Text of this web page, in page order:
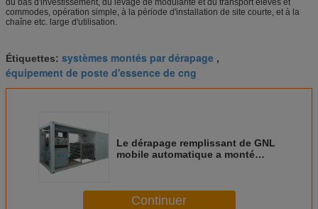
du bas d'investissement, du levage de modularité et du transport élevés et
commodes, opération simple, à la période d'installation de site courte, et à la
chaîne etc. large d'utilisation.
Étiquettes: systèmes montés par dérapage ,
équipement de poste d'essence de cng
Le dérapage remplissant de GNL
mobile automatique a monté
Continuer